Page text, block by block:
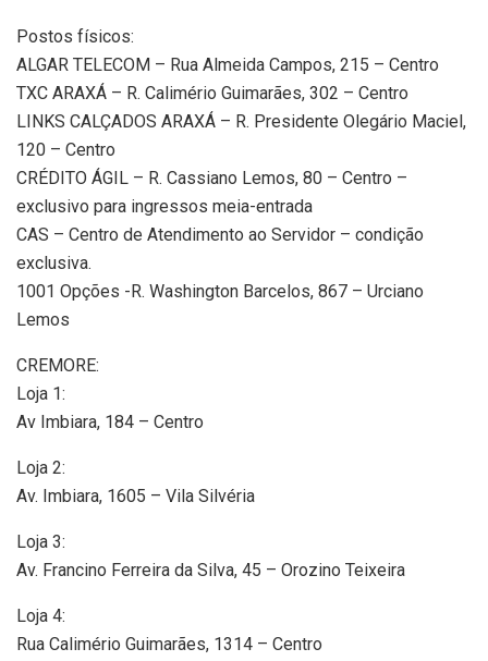
Postos físicos:
ALGAR TELECOM – Rua Almeida Campos, 215 – Centro
TXC ARAXÁ – R. Calimério Guimarães, 302 – Centro
LINKS CALÇADOS ARAXÁ – R. Presidente Olegário Maciel,
120 – Centro
CRÉDITO ÁGIL – R. Cassiano Lemos, 80 – Centro –
exclusivo para ingressos meia-entrada
CAS – Centro de Atendimento ao Servidor – condição
exclusiva.
1001 Opções -R. Washington Barcelos, 867 – Urciano
Lemos
CREMORE:
Loja 1:
Av Imbiara, 184 – Centro
Loja 2:
Av. Imbiara, 1605 – Vila Silvéria
Loja 3:
Av. Francino Ferreira da Silva, 45 – Orozino Teixeira
Loja 4:
Rua Calimério Guimarães, 1314 – Centro